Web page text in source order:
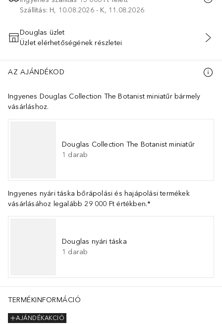
Szállítás: H, 10.08.2026 - K, 11.08.2026
KOSÁRBA HELYEZÉS
Douglas üzlet
Üzlet elérhetőségének részletei
AZ AJÁNDÉKOD
Ingyenes Douglas Collection The Botanist miniatűr bármely
vásárláshoz.
Douglas Collection The Botanist miniatűr
1 darab
Ingyenes nyári táska bőrápolási és hajápolási termékek
vásárlásához legalább 29 000 Ft értékben.*
Douglas nyári táska
1 darab
TERMÉKINFORMÁCIÓ
AJÁNDÉKAKCIÓ